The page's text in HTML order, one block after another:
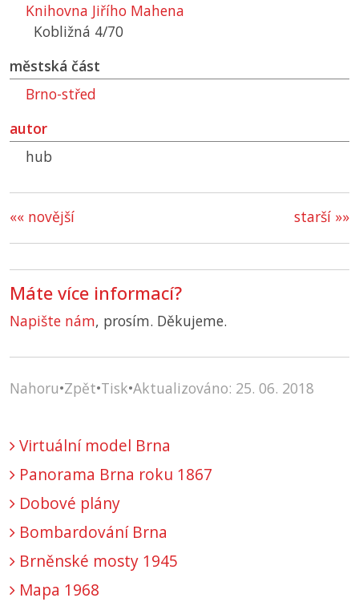
Knihovna Jiřího Mahena
Kobližná 4/70
městská část
Brno-střed
autor
hub
starší »»
«« novější
Máte více informací?
Napište nám, prosím. Děkujeme.
Nahoru•Zpět•Tisk•Aktualizováno: 25. 06. 2018
Virtuální model Brna
Panorama Brna roku 1867
Dobové plány
Bombardování Brna
Brněnské mosty 1945
Mapa 1968